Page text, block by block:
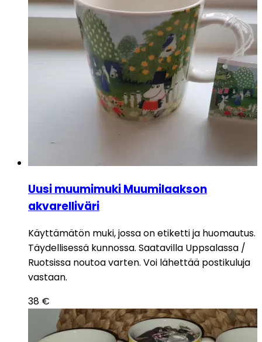
Uusi muumimuki Muumilaakson
akvarelliväri
Käyttämätön muki, jossa on etiketti ja huomautus.
Täydellisessä kunnossa. Saatavilla Uppsalassa /
Ruotsissa noutoa varten. Voi lähettää postikuluja
vastaan.
38 €